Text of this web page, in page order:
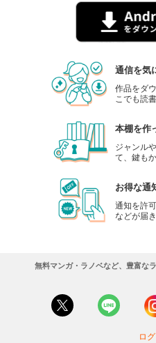
通信を気
作品をダ
こでも読
本棚を作
ジャンル
て、鍵も
お得な通
通知を許
などが届き
無料マンガ・ラノベなど、豊富な
ロ